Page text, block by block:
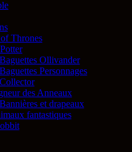
Thrones
Baguettes Ollivander
Baguettes Personnages
Collector
des Anneaux
Bannières et drapeaux
fantastiques